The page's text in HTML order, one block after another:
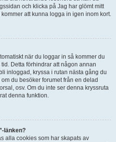
och klicka på Jag har glömt mitt
att kunna logga in igen inom kort.
när du loggar in så kommer du
Detta förhindrar att någon annan
inloggad, kryssa i rutan nästa gång du
du besöker forumet från en delad
osv. Om du inte ser denna kryssruta
denna funktion.
länken?
alla cookies som har skapats av